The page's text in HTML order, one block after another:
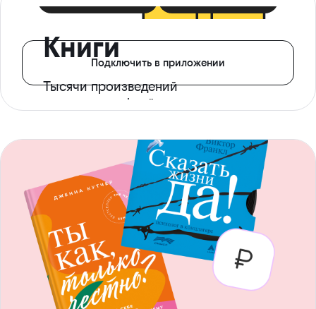
Книги
Тысячи произведений
с доступом офлайн
Подключить в приложении